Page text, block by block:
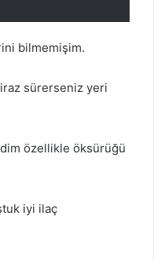
bilmemişim.
sürerseniz yeri
özellikle öksürüğü
iyi ilaç